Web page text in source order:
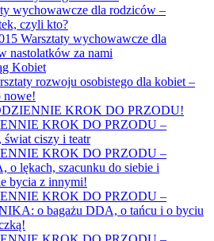
wychowawcze dla rodziców –
czyli kto?
Warsztaty wychowawcze dla
nastolatków za nami
Kobiet
rozwoju osobistego dla kobiet –
nowe!
KROK DO PRZODU!
KROK DO PRZODU –
ciszy i teatr
KROK DO PRZODU –
o lękach, szacunku do siebie i
bycia z innymi!
KROK DO PRZODU –
o bagażu DDA, o tańcu i o byciu